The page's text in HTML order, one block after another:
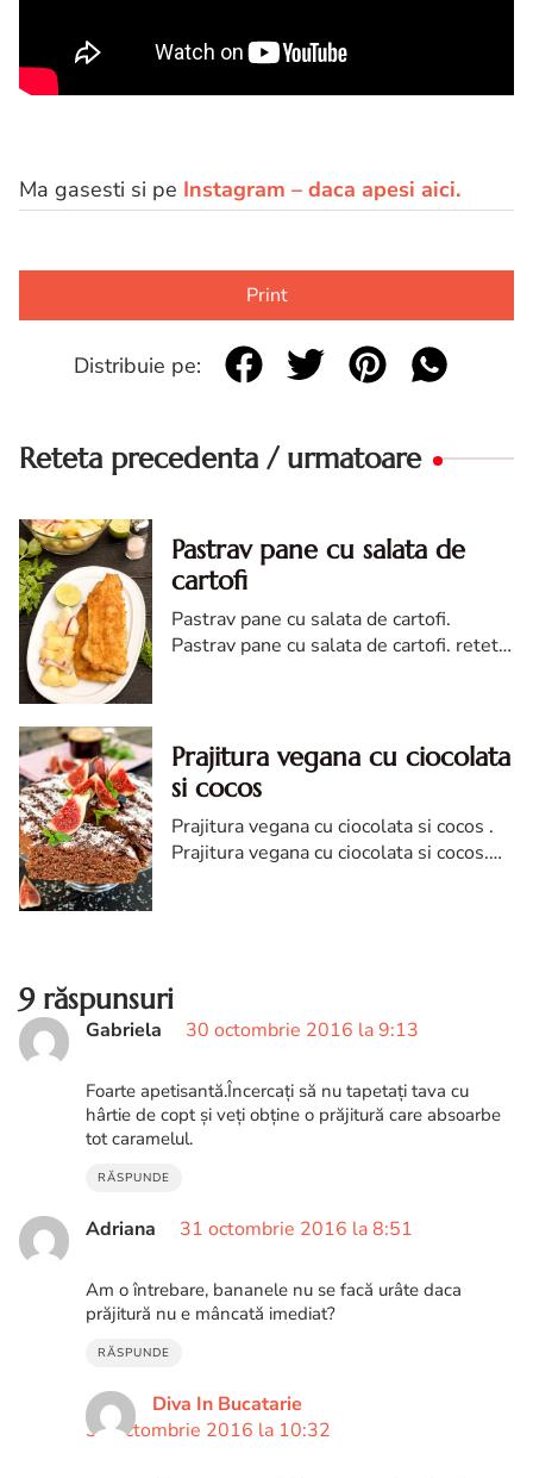
Ma gasesti si pe Instagram – daca apesi aici.
Print
Distribuie pe:
Reteta precedenta / urmatoare
Pastrav pane cu salata de
cartofi
Pastrav pane cu salata de cartofi.
Pastrav pane cu salata de cartofi. reteta
Prajitura vegana cu ciocolata
si cocos
Prajitura vegana cu ciocolata si cocos .
Prajitura vegana cu ciocolata si cocos.
9 răspunsuri
Gabriela 30 octombrie 2016 la 9:13
Foarte apetisantă.Încercați să nu tapetați tava cu
hârtie de copt și veți obține o prăjitură care absoarbe
tot caramelul.
RĂSPUNDE
Adriana 31 octombrie 2016 la 8:51
Am o întrebare, bananele nu se facă urâte daca
prăjitură nu e mâncată imediat?
RĂSPUNDE
Diva In Bucatarie
31 octombrie 2016 la 10:32